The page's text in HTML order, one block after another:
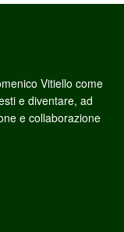
Vitiello come
e diventare, ad
e collaborazione